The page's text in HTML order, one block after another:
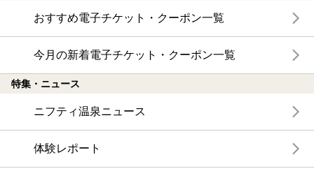
おすすめ電子チケット・クーポン一覧
今月の新着電子チケット・クーポン一覧
特集・ニュース
ニフティ温泉ニュース
体験レポート